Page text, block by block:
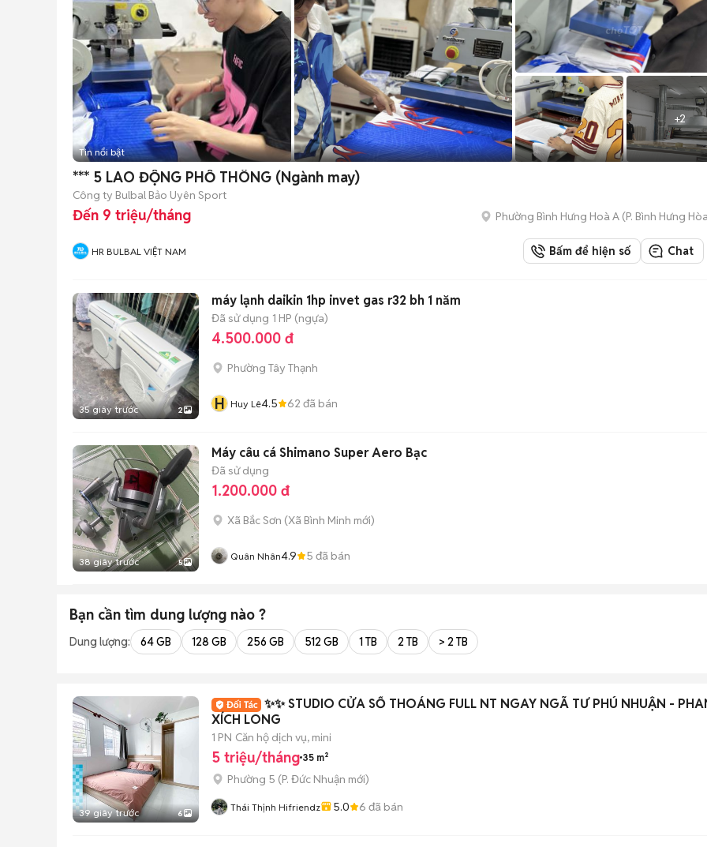
+2
Tin nổi bật
*** 5 LAO ĐỘNG PHỔ THÔNG (Ngành may)
Công ty Bulbal Bảo Uyên Sport
Đến 9 triệu/tháng Phường Bình Hưng Hoà A (P. Bình Hưng
HR BULBAL VIỆT NAM Bấm để hiện số Chat
35 giây trước 2
máy lạnh daikin 1hp invet gas r32 bh 1 năm
Đã sử dụng 1 HP (ngựa)
4.500.000 đ
Phường Tây Thạnh
H Huy Lê4.5 62 đã bán
38 giây trước 5
Máy câu cá Shimano Super Aero Bạc
Đã sử dụng
1.200.000 đ
Xã Bắc Sơn (Xã Bình Minh mới)
Quân Nhân4.9 5 đã bán
Bạn cần tìm dung lượng nào ?
Dung lượng: 64 GB 128 GB 256 GB 512 GB 1 TB 2 TB > 2 TB
39 giây trước 6
✨✨ STUDIO CỬA SỔ THOÁNG FULL NT NGAY NGÃ TƯ PHÚ NHUẬN -
XÍCH LONG
1 PN Căn hộ dịch vụ, mini
5 triệu/tháng 35 m²
Phường 5 (P. Đức Nhuận mới)
Thái Thịnh Hifriendz 5.0 6 đã bán